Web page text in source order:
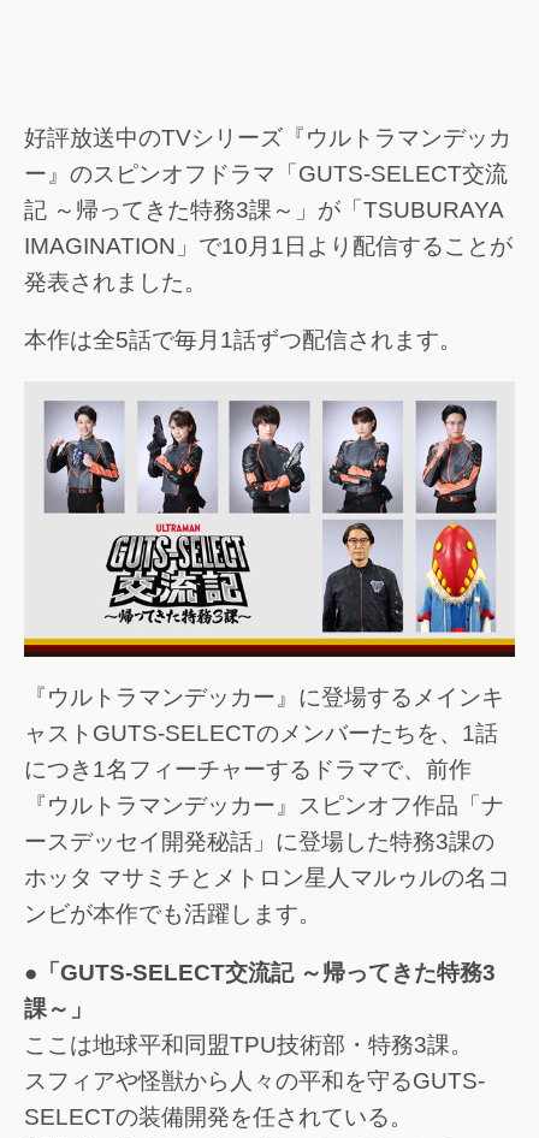
好評放送中のTVシリーズ『ウルトラマンデッカ
ー』のスピンオフドラマ「GUTS-SELECT交流
記 ～帰ってきた特務3課～」が「TSUBURAYA
IMAGINATION」で10月1日より配信することが
発表されました。
本作は全5話で毎月1話ずつ配信されます。
『ウルトラマンデッカー』に登場するメインキ
ャストGUTS-SELECTのメンバーたちを、1話
につき1名フィーチャーするドラマで、前作
『ウルトラマンデッカー』スピンオフ作品「ナ
ースデッセイ開発秘話」に登場した特務3課の
ホッタ マサミチとメトロン星人マルゥルの名コ
ンビが本作でも活躍します。
●「GUTS-SELECT交流記 ～帰ってきた特務3
課～」
ここは地球平和同盟TPU技術部・特務3課。
スフィアや怪獣から人々の平和を守るGUTS-
SELECTの装備開発を任されている。